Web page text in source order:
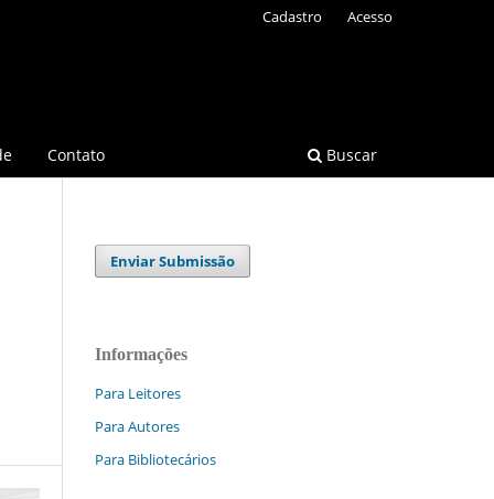
Contato Buscar
Cadastro Acesso
Enviar Submissão
Informações
Para Leitores
Para Autores
Para Bibliotecários